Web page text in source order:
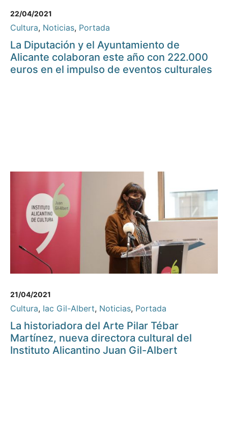
22/04/2021
Cultura, Noticias, Portada
La Diputación y el Ayuntamiento de
Alicante colaboran este año con 222.000
euros en el impulso de eventos culturales
21/04/2021
Cultura, Iac Gil-Albert, Noticias, Portada
La historiadora del Arte Pilar Tébar
Martínez, nueva directora cultural del
Instituto Alicantino Juan Gil-Albert